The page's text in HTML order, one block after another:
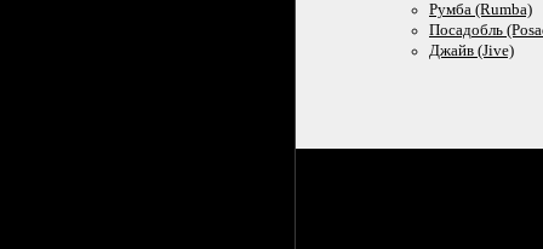
Румба (Rumba)
Посадобль
Джайв (Jive)